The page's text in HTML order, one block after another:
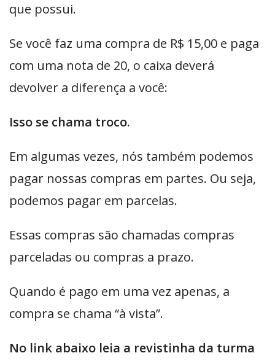
que possui.
Se você faz uma compra de R$ 15,00 e paga
com uma nota de 20, o caixa deverá
devolver a diferença a você:
Isso se chama troco.
Em algumas vezes, nós também podemos
pagar nossas compras em partes. Ou seja,
podemos pagar em parcelas.
Essas compras são chamadas compras
parceladas ou compras a prazo.
Quando é pago em uma vez apenas, a
compra se chama “à vista”.
No link abaixo leia a revistinha da turma